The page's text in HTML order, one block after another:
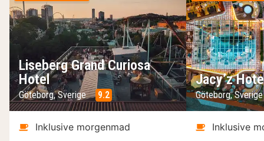
Liseberg Grand Curiosa
Hotel
Göteborg, Sverige 9.2
Inklusive morgenmad
Jacy’z
Göteborg,
Inklusive